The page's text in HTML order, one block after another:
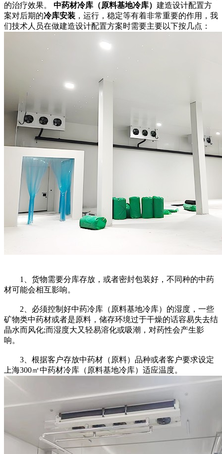
的治疗效果。 中药材冷库（原料基地冷库） 建造设计配置方
案对后期的冷库安装 ，运行，稳定等有着非常重要的作用，我
们技术人员在做建造设计配置方案时需要主要以下按几点：
1、货物需要分库存放，或者密封包装好，不同种的中药
材可能会相互影响。
2、必须控制好中药冷库（原料基地冷库）的湿度，一些
矿物类中药材或者是原料，储存环境过于干燥的话容易失去结
晶水而风化;而湿度大又轻易溶化或吸潮，对药性会产生影
响。
3、根据客户存放中药材（原料）品种或者客户要求设定
上海300㎡中药材冷库（原料基地冷库）适应温度。